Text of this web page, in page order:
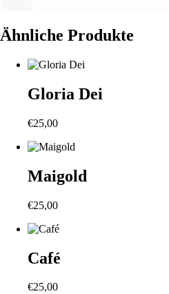
Ähnliche Produkte
Gloria Dei
€25,00
Maigold
€25,00
Café
€25,00